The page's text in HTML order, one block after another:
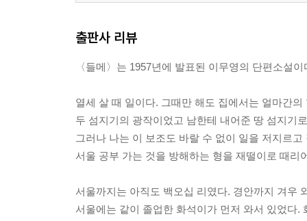
출판사 리뷰
〈들메〉는 1957년에 발표된 이무영의 단편소설이
열세 살 때 일이다. 그때만 해도 집에서는 얼마간
두 섬지기의 광작이었고 남한테 내어준 땅 섬지기
그러나 나는 이 보조도 바랄 수 없이 일을 저지르고
서울 공부 가는 것을 방해하는 형을 재떨이로 때
서울까지는 아직도 백오십 리였다. 경안까지 겨우
서울에는 같이 졸업한 화석이가 먼저 와서 있었다